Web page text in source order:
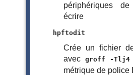
périphériques
écrire
hpftodit
Crée un fichier
avec groff -Tlj4
métrique de police